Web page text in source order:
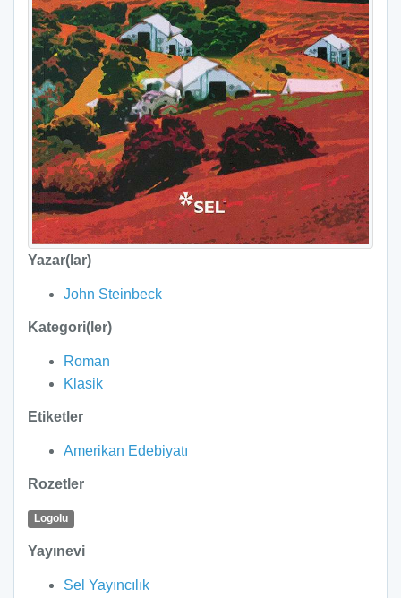
Yazar(lar)
John Steinbeck
Kategori(ler)
Roman
Klasik
Etiketler
Amerikan Edebiyatı
Rozetler
Logolu
Yayınevi
Sel Yayıncılık